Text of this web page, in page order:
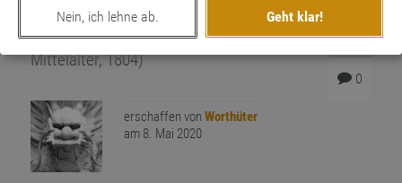
Nein, ich lehne ab. Geht klar!
Steigbügels, völlig geharnischt auf ein
Pferd.“ (Geschichte des Ritterwesens im
Mittelalter, 1804)
1
0
erschaffen von Worthüter
am 8. Mai 2020